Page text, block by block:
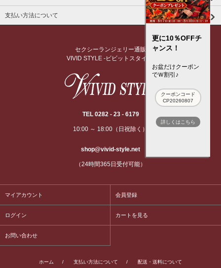
支払い方法について
セクシーランジェリー通販
VIVID STYLE -ビビットスタイル-
TEL 0282 - 23 - 6179
10:00 ～ 18:00（日祝除く）
shop@vivid-style.net
（24時間365日受付可能）
マイアカウント 会員登録
ログイン カートを見る
お問い合わせ
ホーム / 支払い方法について / 配送・送料について
更に10％OFFチ
ャンス！
お盆だけクーポン
でＷ割引♪
クーポンコード
CP20260807
詳しくはこちら